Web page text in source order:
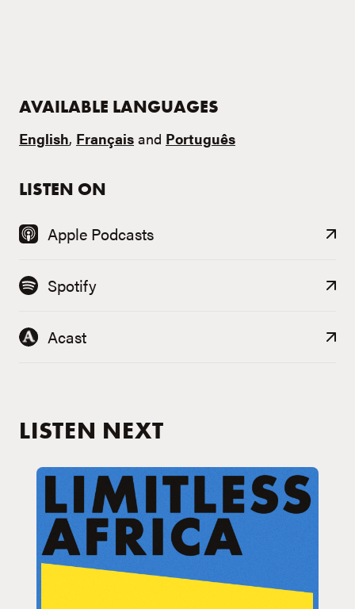
AVAILABLE LANGUAGES
English, Français and Português
LISTEN ON
Apple Podcasts
Spotify
Acast
LISTEN NEXT